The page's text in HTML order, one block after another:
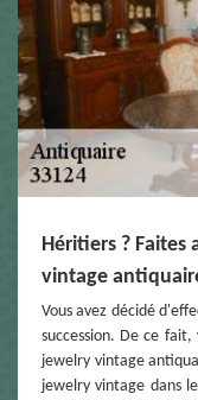
Héritiers ?
vintage
Vous avez décidé
succession. De ce
jewelry vintage
jewelry vintage dans